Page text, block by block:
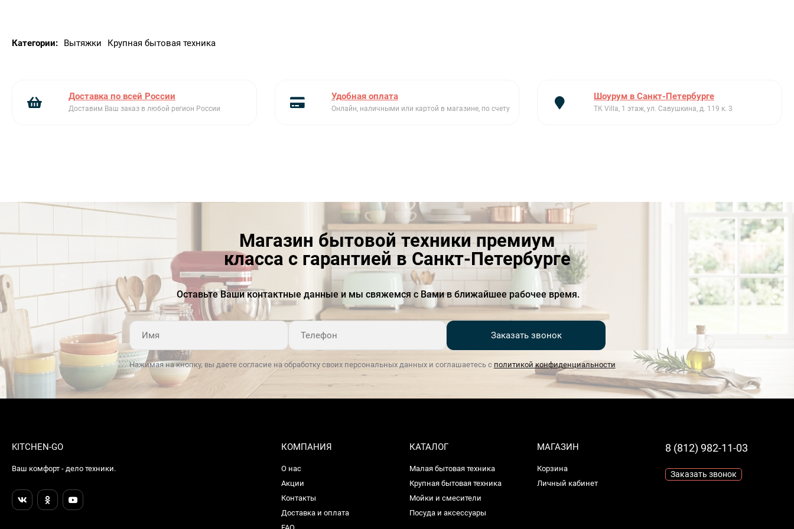
Категории: Вытяжки Крупная бытовая техника
Доставка по всей России
Доставим Ваш заказ в любой регион России
Удобная оплата
Онлайн, наличными или картой в магазине, по счету
Шоурум в Санкт-Петербурге
ТК Villa, 1 этаж, ул. Савушкина, д. 119 к. 3
Магазин бытовой техники премиум
класса с гарантией в Санкт-Петербурге
Оставьте Ваши контактные данные и мы свяжемся с Вами в ближайшее рабочее время.
Заказать звонок
Нажимая на кнопку, вы даете согласие на обработку своих персональных данных и соглашаетесь с политикой конфиденциальности
KITCHEN-GO
Ваш комфорт - дело техники.
КОМПАНИЯ
О нас
Акции
Контакты
Доставка и оплата
КАТАЛОГ
Малая бытовая техника
Крупная бытовая техника
Мойки и смесители
Посуда и аксессуары
МАГАЗИН
Корзина
Личный кабинет
8 (812) 982-11-03
Заказать звонок